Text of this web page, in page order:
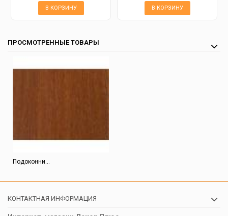
В КОРЗИНУ В КОРЗИНУ
ПРОСМОТРЕННЫЕ ТОВАРЫ
Подоконни...
КОНТАКТНАЯ ИНФОРМАЦИЯ